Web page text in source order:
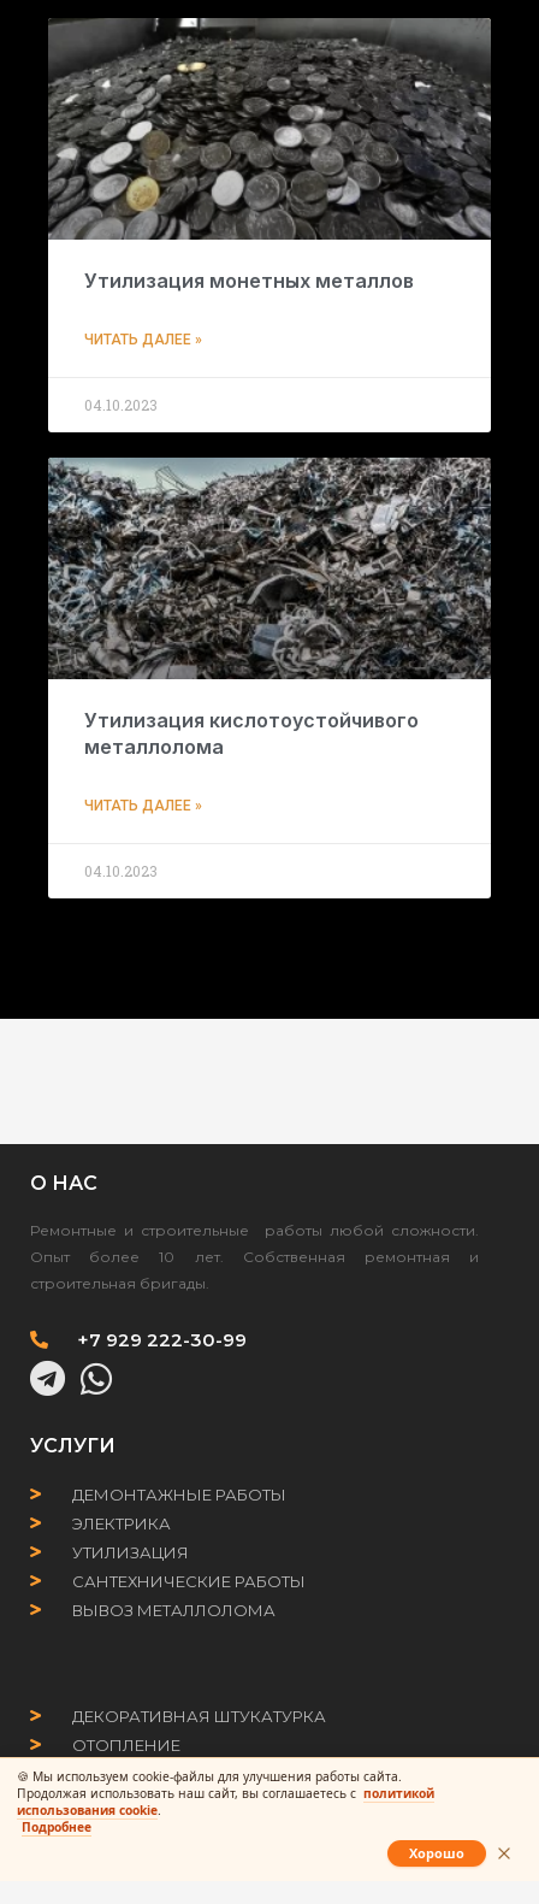
🍪 Мы используем cookie-файлы для улучшения работы сайта.
Продолжая использовать наш сайт, вы соглашаетесь с политикой
использования cookie.
Подробнее
Хорошо
Утилизация монетных металлов
ЧИТАТЬ ДАЛЕЕ »
04.10.2023
Утилизация кислотоустойчивого
металлолома
ЧИТАТЬ ДАЛЕЕ »
04.10.2023
О НАС
Ремонтные и строительные работы любой сложности.
Опыт более 10 лет. Собственная ремонтная и
строительная бригады.
+7 929 222-30-99
УСЛУГИ
ДЕМОНТАЖНЫЕ РАБОТЫ
ЭЛЕКТРИКА
УТИЛИЗАЦИЯ
САНТЕХНИЧЕСКИЕ РАБОТЫ
ВЫВОЗ МЕТАЛЛОЛОМА
ДЕКОРАТИВНАЯ ШТУКАТУРКА
ОТОПЛЕНИЕ
СВАРКА
ОКНА